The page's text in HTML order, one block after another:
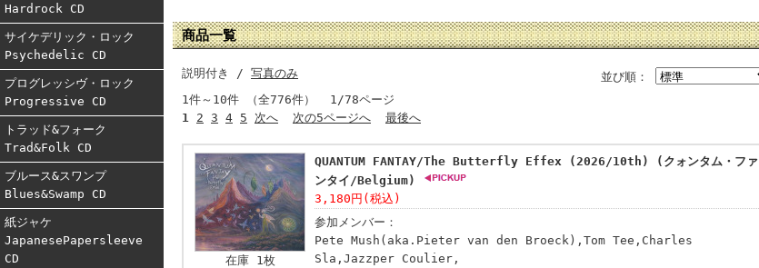
Hardrock CD
サイケデリック・ロック
Psychedelic CD
プログレッシヴ・ロック
Progressive CD
トラッド&フォーク
Trad&Folk CD
ブルース&スワンプ
Blues&Swamp CD
紙ジャケ
JapanesePapersleeve
CD
商品一覧
並び順：
説明付き / 写真のみ
1件～10件 （全776件） 1/78ページ
1 2 3 4 5 次へ 次の5ページへ 最後へ
在庫 1枚
QUANTUM FANTAY/The Butterfly Effex (2026/10th) (クォンタム・ファ
ンタイ/Belgium)
3,180円(税込)
参加メンバー：
Pete Mush(aka.Pieter van den Broeck),Tom Tee,Charles
Sla,Jazzper Coulier,